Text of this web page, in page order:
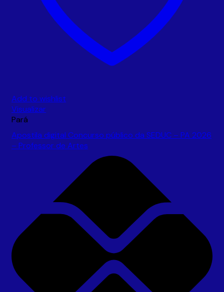
Add to wishlist
Visualizar
Pará
Apostila digital Concurso público da SEDUC – PA 2026
– Professor de Artes